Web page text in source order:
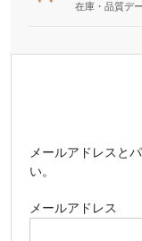
在庫・品質デ
メールアドレス と
い。
メールアドレス